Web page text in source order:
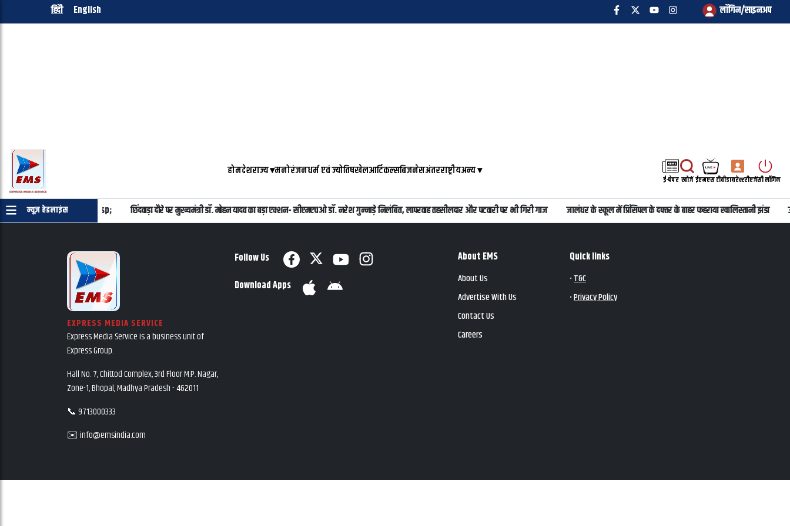
हिंदी English लॉगिन/साइनअप
होमदेशराज्य▾मनोरंजनधर्म एवं ज्योतिषखेलआर्टिकल्सबिजनेसअंतरराष्ट्रीयअन्य▾
ई-पेपर खोजें ईएमएस टीवीडायरेक्टरीएजेंसी लॉगिन
न्यूज़ हेडलाइंस
है, यह विपक्ष तय नहीं करेगा&nbsp; छिंदवाड़ा दौरे पर मुख्यमंत्री डॉ. मोहन यादव का बड़ा एक्शन- सीएमएचओ डॉ. नरेश गुन्नाड़े निलंबित, लापरवाह तहसीलदार और पटवारी पर भी गिरी गाज जालंधर के स्कूल में प्रिंसिपल के दफ्तर के बाहर फहराया खालिस्तानी झंडा
EXPRESS MEDIA SERVICE
Express Media Service is a business unit of
Express Group.
Hall No. 7, Chittod Complex, 3rd Floor M.P. Nagar,
Zone-1, Bhopal, Madhya Pradesh - 462011
📞 9713000333
✉️ info@emsindia.com
Follow Us
Download Apps
About EMS
About Us
Advertise With Us
Contact Us
Careers
Quick links
•T&C
•Privacy Policy